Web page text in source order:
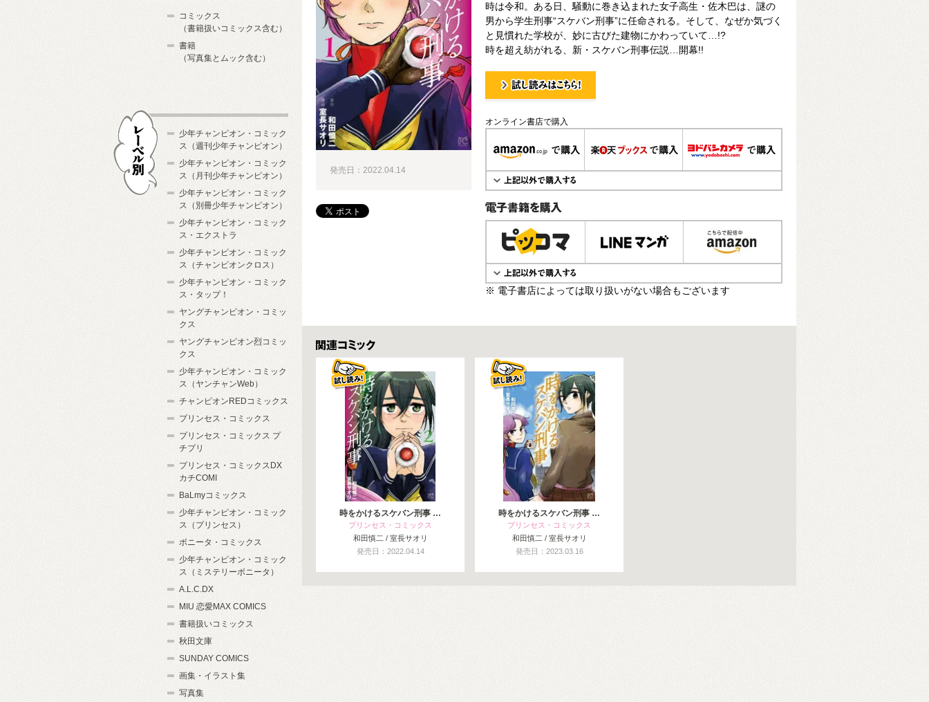
時は令和。ある日、騒動に巻き込まれた女子高生・佐木巴は、謎の
男から学生刑事“スケバン刑事”に任命される。そして、なぜか気づく
と見慣れた学校が、妙に古びた建物にかわっていて…!?
時を超え紡がれる、新・スケバン刑事伝説…開幕!!
オンライン書店で購入
電子書籍で購入
※ 電子書店によっては取り扱いがない場合もございます
発売日：2022.04.14
関連コミックス
時をかけるスケバン刑事 …
プリンセス・コミックス
和田慎二 / 室長サオリ
発売日：2022.04.14
時をかけるスケバン刑事 …
プリンセス・コミックス
和田慎二 / 室長サオリ
発売日：2023.03.16
コミックス
（書籍扱いコミックス含む）
書籍
（写真集とムック含む）
少年チャンピオン・コミック
ス（週刊少年チャンピオン）
少年チャンピオン・コミック
ス（月刊少年チャンピオン）
少年チャンピオン・コミック
ス（別冊少年チャンピオン）
少年チャンピオン・コミック
ス・エクストラ
少年チャンピオン・コミック
ス（チャンピオンクロス）
少年チャンピオン・コミック
ス・タップ！
ヤングチャンピオン・コミッ
クス
ヤングチャンピオン烈コミッ
クス
少年チャンピオン・コミック
ス（ヤンチャンWeb）
チャンピオンREDコミックス
プリンセス・コミックス
プリンセス・コミックス プ
チプリ
プリンセス・コミックスDX
カチCOMI
BaLmyコミックス
少年チャンピオン・コミック
ス（プリンセス）
ボニータ・コミックス
少年チャンピオン・コミック
ス（ミステリーボニータ）
A.L.C.DX
MIU 恋愛MAX COMICS
書籍扱いコミックス
秋田文庫
SUNDAY COMICS
画集・イラスト集
写真集